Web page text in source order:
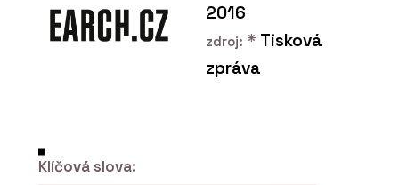
2016
zdroj: * Tisková
zpráva
Klíčová slova: